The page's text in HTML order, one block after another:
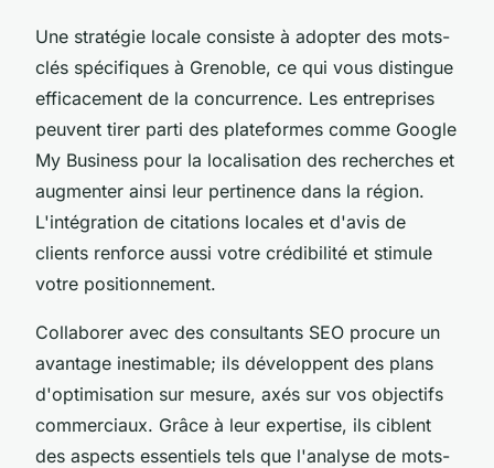
Une stratégie locale consiste à adopter des mots-
clés spécifiques à Grenoble, ce qui vous distingue
efficacement de la concurrence. Les entreprises
peuvent tirer parti des plateformes comme Google
My Business pour la localisation des recherches et
augmenter ainsi leur pertinence dans la région.
L'intégration de citations locales et d'avis de
clients renforce aussi votre crédibilité et stimule
votre positionnement.
Collaborer avec des consultants SEO procure un
avantage inestimable; ils développent des plans
d'optimisation sur mesure, axés sur vos objectifs
commerciaux. Grâce à leur expertise, ils ciblent
des aspects essentiels tels que l'analyse de mots-